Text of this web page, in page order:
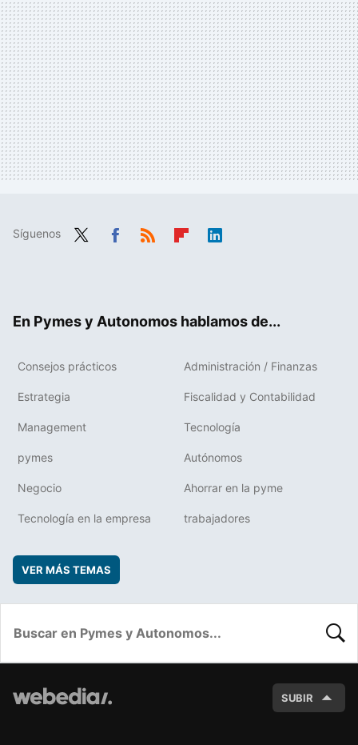
Síguenos
En Pymes y Autonomos hablamos de...
Consejos prácticos Administración / Finanzas
Estrategia Fiscalidad y Contabilidad
Management Tecnología
pymes Autónomos
Negocio Ahorrar en la pyme
Tecnología en la empresa trabajadores
VER MÁS TEMAS
SUBIR